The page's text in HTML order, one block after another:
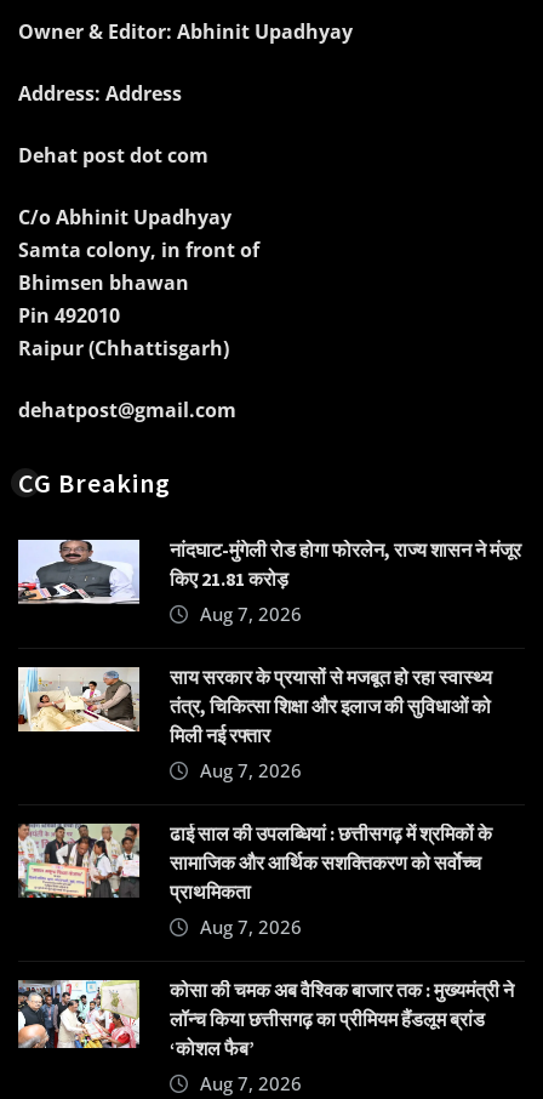
Owner & Editor: Abhinit Upadhyay
Address: Address
Dehat post dot com
C/o Abhinit Upadhyay
Samta colony, in front of
Bhimsen bhawan
Pin 492010
Raipur (Chhattisgarh)
dehatpost@gmail.com
CG Breaking
नांदघाट-मुंगेली रोड होगा फोरलेन, राज्य शासन ने मंजूर
किए 21.81 करोड़
Aug 7, 2026
साय सरकार के प्रयासों से मजबूत हो रहा स्वास्थ्य
तंत्र, चिकित्सा शिक्षा और इलाज की सुविधाओं को
मिली नई रफ्तार
Aug 7, 2026
ढाई साल की उपलब्धियां : छत्तीसगढ़ में श्रमिकों के
सामाजिक और आर्थिक सशक्तिकरण को सर्वाेच्च
प्राथमिकता
Aug 7, 2026
कोसा की चमक अब वैश्विक बाजार तक : मुख्यमंत्री ने
लॉन्च किया छत्तीसगढ़ का प्रीमियम हैंडलूम ब्रांड
‘कोशल फैब’
Aug 7, 2026